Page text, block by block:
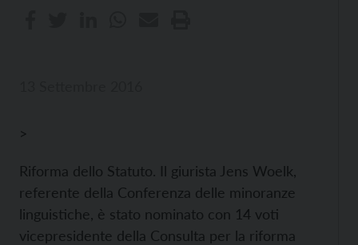
>
Riforma dello Statuto. Il giurista Jens Woelk,
referente della Conferenza delle minoranze
linguistiche, è stato nominato con 14 voti
vicepresidente della Consulta per la riforma